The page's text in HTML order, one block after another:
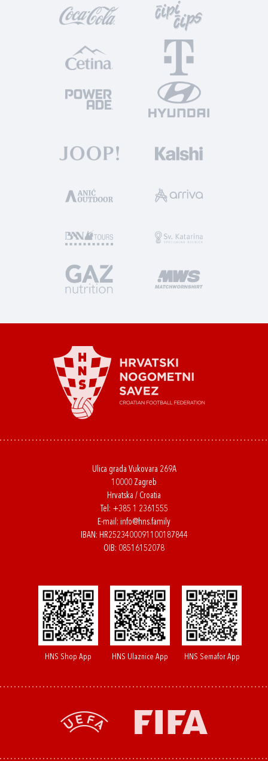
Ulica grada Vukovara 269A
10000 Zagreb
Hrvatska / Croatia
Tel: +385 1 2361555
E-mail: info@hns.family
IBAN: HR2523400091100187844
OIB: 08516152078
HNS Shop App HNS Ulaznice App HNS Semafor App